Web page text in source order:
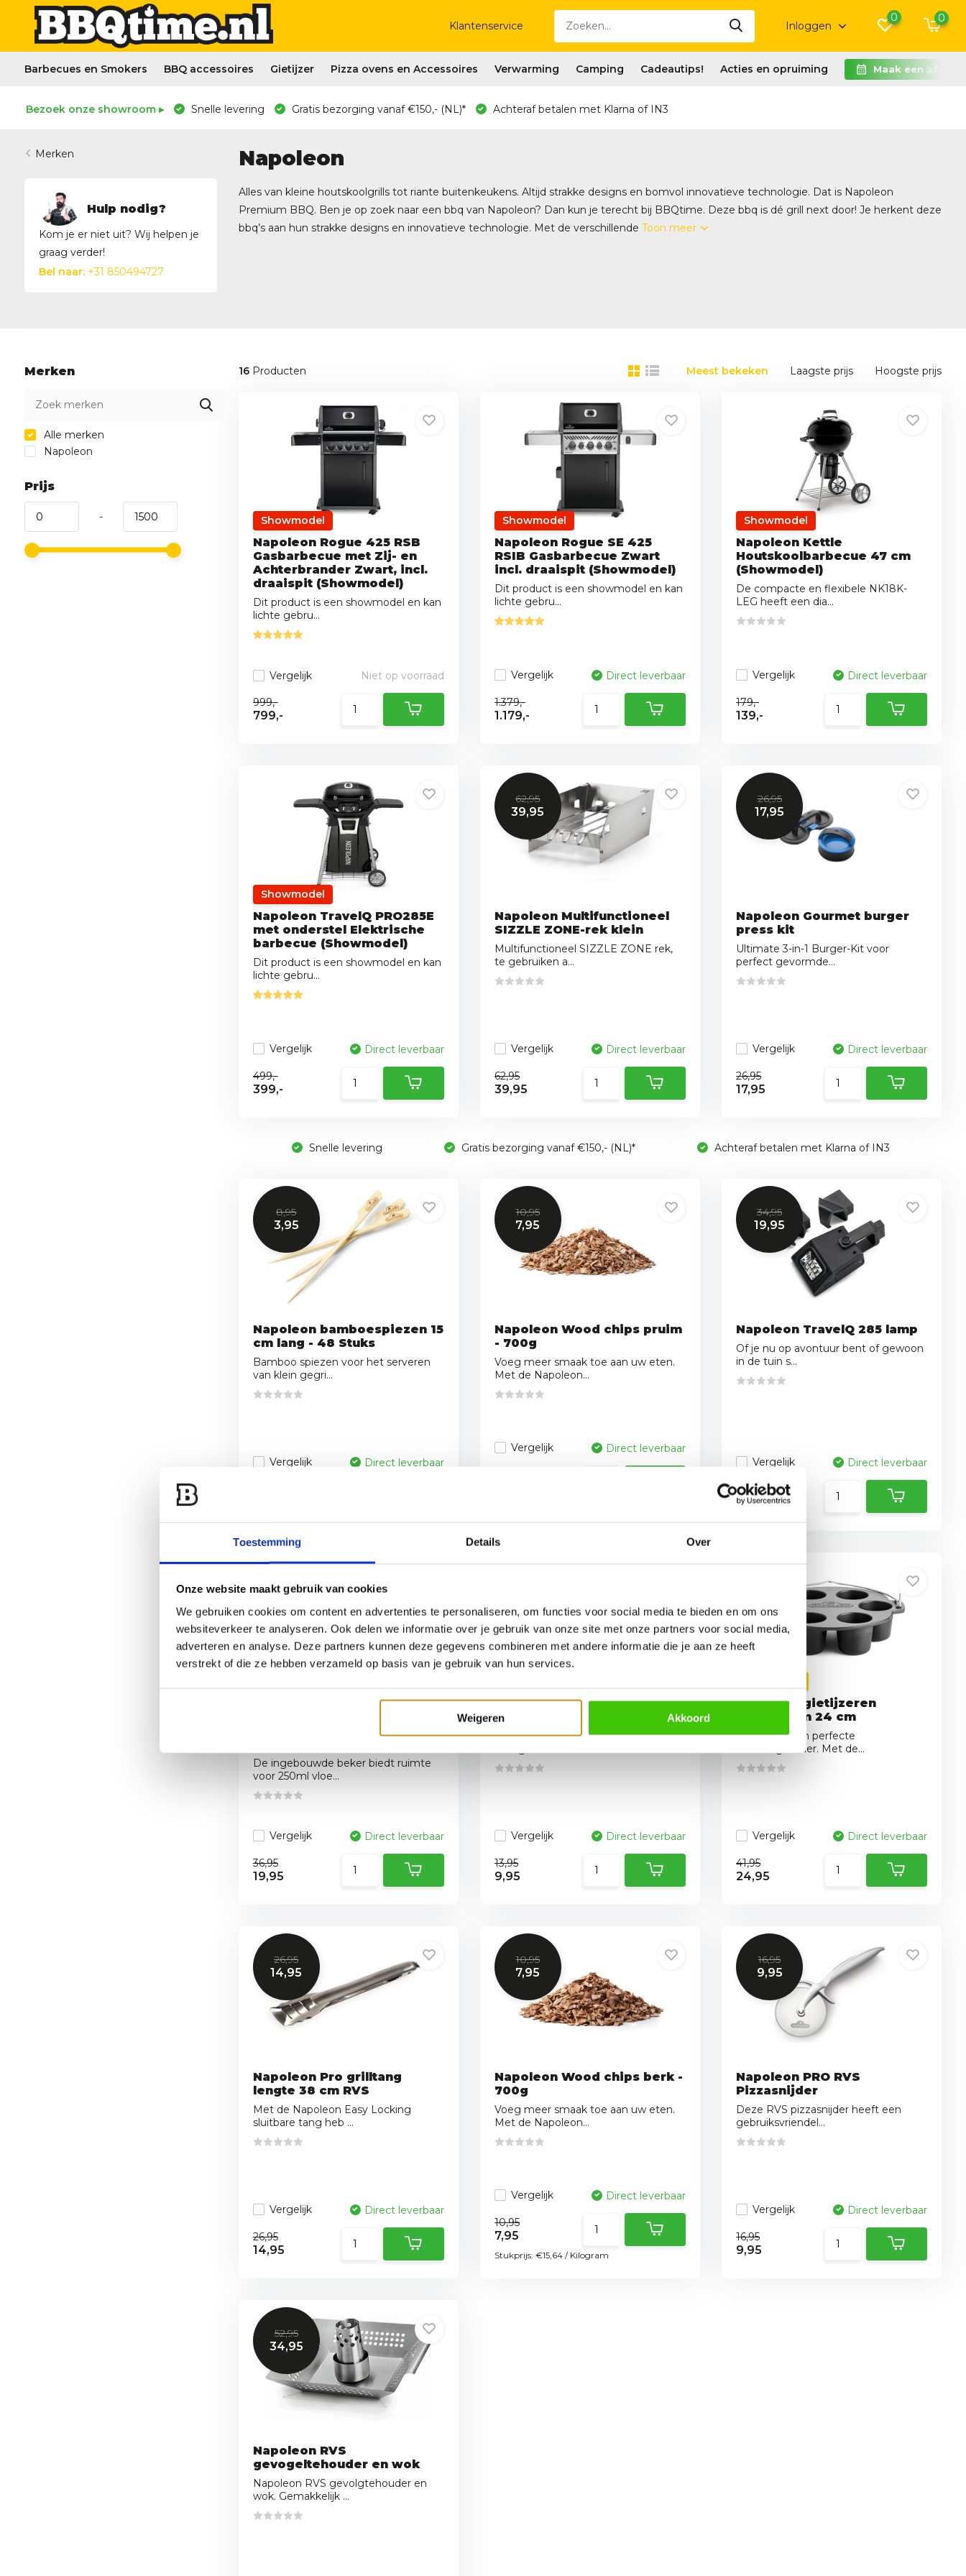
Toestemming Details Over
Onze website maakt gebruik van cookies
We gebruiken cookies om content en advertenties te personaliseren, om functies voor social media te bieden en om ons
websiteverkeer te analyseren. Ook delen we informatie over je gebruik van onze site met onze partners voor social media,
adverteren en analyse. Deze partners kunnen deze gegevens combineren met andere informatie die je aan ze heeft
verstrekt of die ze hebben verzameld op basis van je gebruik van hun services.
Weigeren Akkoord
Klantenservice Inloggen
0 0
Barbecues en Smokers BBQ accessoires Gietijzer Pizza ovens en Accessoires Verwarming Camping Cadeautips! Acties en opruiming Maak een
Bezoek onze showroom ▸ Snelle levering Gratis bezorging vanaf €150,- (NL)* Achteraf betalen met Klarna of IN3
Merken
Hulp nodig?
Kom je er niet uit? Wij helpen je
graag verder!
Bel naar:+31 850494727
Napoleon
Alles van kleine houtskoolgrills tot riante buitenkeukens. Altijd strakke designs en bomvol innovatieve technologie. Dat is Napoleon
Premium BBQ. Ben je op zoek naar een bbq van Napoleon? Dan kun je terecht bij BBQtime. Deze bbq is dé grill next door! Je herkent deze
bbq’s aan hun strakke designs en innovatieve technologie. Met de verschillende Toon meer
Merken
Alle merken
Napoleon
Prijs
-
16Producten Meest bekeken Laagste prijs Hoogste prijs
Showmodel
Napoleon Rogue 425 RSB
Gasbarbecue met Zij- en
Achterbrander Zwart, incl.
draaispit (Showmodel)
Dit product is een showmodel en kan
lichte gebru...
Vergelijk Niet op voorraad
999,-
799,-
Showmodel
Napoleon Rogue SE 425
RSIB Gasbarbecue Zwart
incl. draaispit (Showmodel)
Dit product is een showmodel en kan
lichte gebru...
Vergelijk Direct leverbaar
1.379,-
1.179,-
Showmodel
Napoleon Kettle
Houtskoolbarbecue 47 cm
(Showmodel)
De compacte en flexibele NK18K-
LEG heeft een dia...
Vergelijk Direct leverbaar
179,-
139,-
Showmodel
Napoleon TravelQ PRO285E
met onderstel Elektrische
barbecue (Showmodel)
Dit product is een showmodel en kan
lichte gebru...
Vergelijk Direct leverbaar
499,-
399,-
62,95
39,95
Napoleon Multifunctioneel
SIZZLE ZONE-rek klein
Multifunctioneel SIZZLE ZONE rek,
te gebruiken a...
Vergelijk Direct leverbaar
62,95
39,95
26,95
17,95
Napoleon Gourmet burger
press kit
Ultimate 3-in-1 Burger-Kit voor
perfect gevormde...
Vergelijk Direct leverbaar
26,95
17,95
Snelle levering Gratis bezorging vanaf €150,- (NL)* Achteraf betalen met Klarna of IN3
8,95
3,95
Napoleon bamboespiezen 15
cm lang - 48 Stuks
Bamboo spiezen voor het serveren
van klein gegri...
Vergelijk Direct leverbaar
10,95
7,95
Napoleon Wood chips pruim
- 700g
Voeg meer smaak toe aan uw eten.
Met de Napoleon...
Vergelijk Direct leverbaar
34,95
19,95
Napoleon TravelQ 285 lamp
Of je nu op avontuur bent of gewoon
in de tuin s...
Vergelijk Direct leverbaar
34,95
19,95
36,95
19,95
De ingebouwde beker biedt ruimte
voor 250ml vloe...
Vergelijk Direct leverbaar
36,95
19,95
Napoleon deksel lifter voor
Dutch Oven
De deksel lifter is voorzien van een
Vergelijk Direct leverbaar
13,95
9,95
Napoleon gietijzeren
muffinvorm 24 cm
Gietijzer is een perfecte
warmtegeleider. Met de...
Vergelijk Direct leverbaar
41,95
24,95
26,95
14,95
Napoleon Pro grilltang
lengte 38 cm RVS
Met de Napoleon Easy Locking
sluitbare tang heb ...
Vergelijk Direct leverbaar
26,95
14,95
10,95
7,95
Napoleon Wood chips berk -
700g
Voeg meer smaak toe aan uw eten.
Met de Napoleon...
Vergelijk Direct leverbaar
10,95
7,95
Stukprijs: €15,64/ Kilogram
16,95
9,95
Napoleon PRO RVS
Pizzasnijder
Deze RVS pizzasnijder heeft een
gebruiksvriendel...
Vergelijk Direct leverbaar
16,95
9,95
52,95
34,95
Napoleon RVS
gevogeltehouder en wok
Napoleon RVS gevolgtehouder en
wok. Gemakkelijk ...